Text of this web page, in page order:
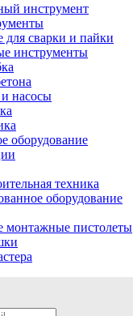
инструмент
для сварки и пайки
инструменты
насосы
оборудование
техника
оборудование
монтажные пистолеты